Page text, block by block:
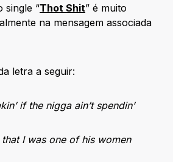
single “Thot Shit” é muito
na mensagem associada
letra a seguir:
if the nigga ain’t spendin’
I was one of his women